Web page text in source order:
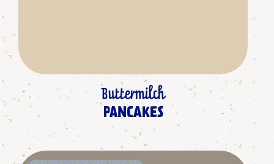
Buttermilch
PANCAKES